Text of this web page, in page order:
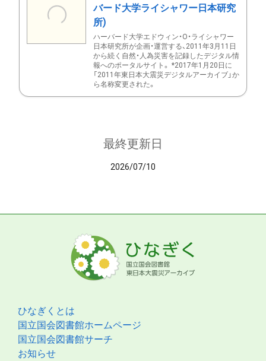
バード大学ライシャワー日本研究
所)
ハーバード大学エドウィン・O・ライシャワー
日本研究所が企画・運営する、2011年3月11日
から続く自然・人為災害を記録したデジタル情
報へのポータルサイト。 *2017年1月20日に
「2011年東日本大震災デジタルアーカイブ」か
ら名称変更された。
最終更新日
2026/07/10
ひなぎくとは
国立国会図書館ホームページ
国立国会図書館サーチ
お知らせ